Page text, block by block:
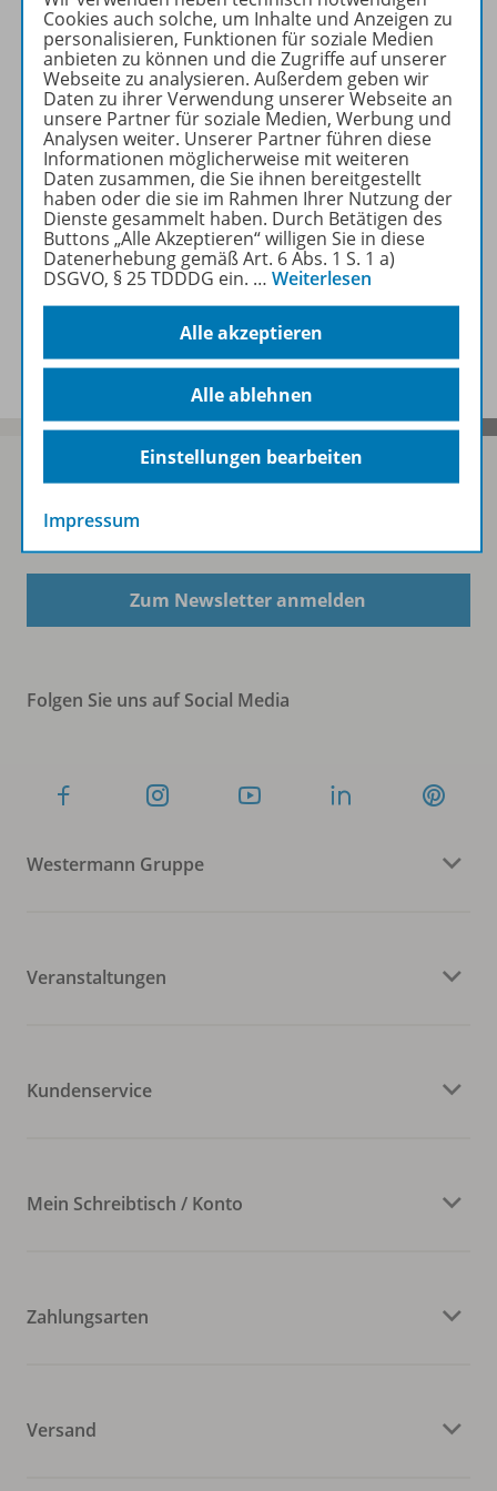
Zugehörige Produkte
Inhaltsverzeichnis
Empfehlungen der Redaktion
Benachrichtigungs-Service
Sofort profitieren
Zum Newsletter anmelden
Folgen Sie uns auf Social Media
Westermann Gruppe
Veranstaltungen
Kundenservice
Mein Schreibtisch / Konto
Zahlungsarten
Versand
Cookies auch solche, um Inhalte und Anzeigen zu
personalisieren, Funktionen für soziale Medien
anbieten zu können und die Zugriffe auf unserer
Webseite zu analysieren. Außerdem geben wir
Daten zu ihrer Verwendung unserer Webseite an
unsere Partner für soziale Medien, Werbung und
Analysen weiter. Unserer Partner führen diese
Informationen möglicherweise mit weiteren
Daten zusammen, die Sie ihnen bereitgestellt
haben oder die sie im Rahmen Ihrer Nutzung der
Dienste gesammelt haben. Durch Betätigen des
Buttons „Alle Akzeptieren“ willigen Sie in diese
Datenerhebung gemäß Art. 6 Abs. 1 S. 1 a)
DSGVO, § 25 TDDDG ein. … Weiterlesen
Alle akzeptieren
Alle ablehnen
Einstellungen bearbeiten
Impressum